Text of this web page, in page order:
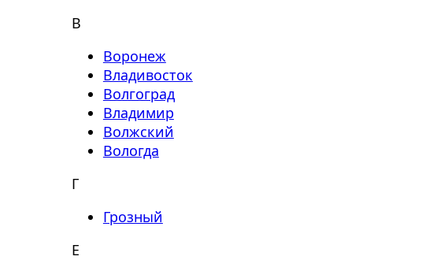
В
Воронеж
Владивосток
Волгоград
Владимир
Волжский
Вологда
Г
Грозный
Е